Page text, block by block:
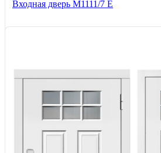
Входная дверь М1111/7 Е